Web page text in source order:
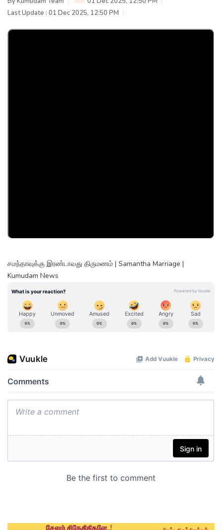
Last Update : 01 Dec 2025, 12:50 PM
சமந்தாவுக்கு இரண்டாவது திருமணம் | Samantha Marriage |
Kumudam News